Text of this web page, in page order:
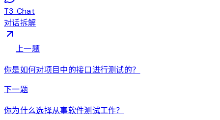
T3 Chat
对话拆解
上一题
你是如何对项目中的接口进行测试的？
下一题arrow_forward
你为什么选择从事软件测试工作？